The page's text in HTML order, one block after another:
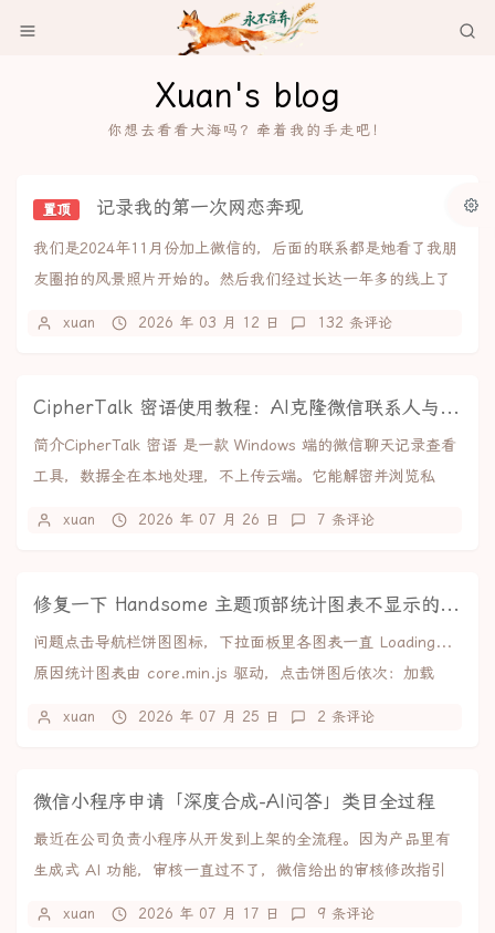
Xuan's blog
你想去看看大海吗？牵着我的手走吧！
置顶 记录我的第一次网恋奔现
我们是2024年11月份加上微信的，后面的联系都是她看了我朋
友圈拍的风景照片开始的。然后我们经过长达一年多的线上了
xuan 2026 年 03 月 12 日 132 条评论
CipherTalk 密语使用教程：AI克隆微信联系人与聊天记录导出
简介CipherTalk 密语 是一款 Windows 端的微信聊天记录查看
工具，数据全在本地处理，不上传云端。它能解密并浏览私
xuan 2026 年 07 月 26 日 7 条评论
修复一下 Handsome 主题顶部统计图表不显示的问题
问题点击导航栏饼图图标，下拉面板里各图表一直 Loading...
原因统计图表由 core.min.js 驱动，点击饼图后依次：加载
xuan 2026 年 07 月 25 日 2 条评论
微信小程序申请「深度合成-AI问答」类目全过程
最近在公司负责小程序从开发到上架的全流程。因为产品里有
生成式 AI 功能，审核一直过不了，微信给出的审核修改指引
xuan 2026 年 07 月 17 日 9 条评论